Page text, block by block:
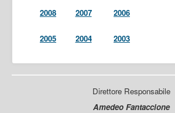
2008 2007 2006
2005 2004 2003
Direttore Responsabile
Amedeo Fantaccione